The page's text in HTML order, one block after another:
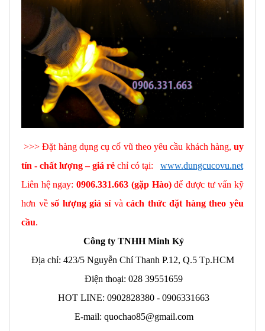
>>> Đặt hàng dụng cụ cổ vũ theo yêu cầu khách hàng,uy
tín - chất lượng – giá rẻ chỉ có tại: www.dungcucovu.net
Liên hệ ngay:0906.331.663 (gặp Hào)để được tư vấn kỹ
hơn vềsố lượng giá sỉvàcách thức đặt hàng theo yêu
cầu.
Công ty TNHH Minh Ký
Địa chỉ: 423/5 Nguyễn Chí Thanh P.12, Q.5 Tp.HCM
Điện thoại: 028 39551659
HOT LINE: 0902828380 - 0906331663
E-mail: quochao85@gmail.com